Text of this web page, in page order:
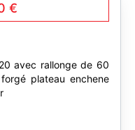
€
avec rallonge de 60
plateau enchene